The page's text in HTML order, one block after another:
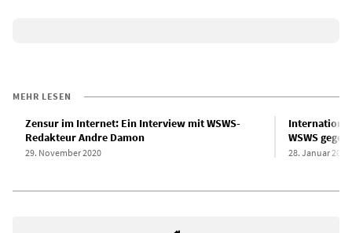
MEHR LESEN
Zensur im Internet: Ein Interview mit WSWS-
Redakteur Andre Damon
29. November 2020
WSWS
28. Januar 2021